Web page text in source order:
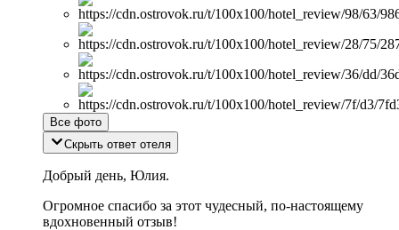
Все фото
Скрыть ответ отеля
Добрый день, Юлия.
Огромное спасибо за этот чудесный, по-настоящему
вдохновенный отзыв!